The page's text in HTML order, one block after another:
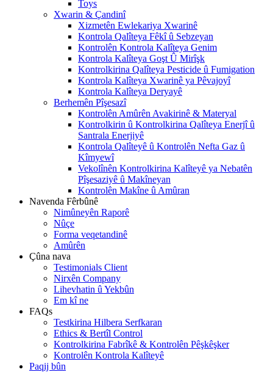
Toys
Xwarin & Çandinî
Xizmetên Ewlekariya Xwarinê
Kontrola Qalîteya Fêkî û Sebzeyan
Kontrolên Kontrola Kalîteya Genim
Kontrola Kalîteya Goşt Û Mirîşk
Kontrolkirina Qalîteya Pesticide û Fumigation
Kontrola Kalîteya Xwarinê ya Pêvajoyî
Kontrola Kalîteya Deryayê
Berhemên Pîşesazî
Kontrolên Amûrên Avakirinê & Materyal
Kontrolkirin û Kontrolkirina Qalîteya Enerjî û
Santrala Enerjiyê
Kontrola Qalîteyê û Kontrolên Nefta Gaz û
Kîmyewî
Vekolînên Kontrolkirina Kalîteyê ya Nebatên
Pîşesaziyê û Makîneyan
Kontrolên Makîne û Amûran
Navenda Fêrbûnê
Nimûneyên Raporê
Nûçe
Forma veqetandinê
Amûrên
Çûna nava
Testimonials Client
Nirxên Company
Lihevhatin û Yekbûn
Em kî ne
FAQs
Testkirina Hilbera Serfkaran
Ethics & Bertîl Control
Kontrolkirina Fabrîkê & Kontrolên Pêşkêşker
Kontrolên Kontrola Kalîteyê
Paqij bûn